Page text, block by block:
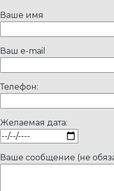
Ваше имя
Ваш e-mail
Телефон:
Желаемая дата:
Ваше сообщение (не